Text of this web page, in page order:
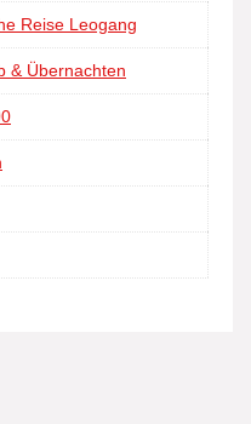
Reise Leogang
& Übernachten